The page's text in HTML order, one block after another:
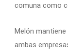
comuna como
Melón
ambas